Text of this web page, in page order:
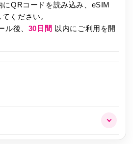
にQRコードを読み込み、eSIM
ください。
ル後、 30日間 以内にご利用を開